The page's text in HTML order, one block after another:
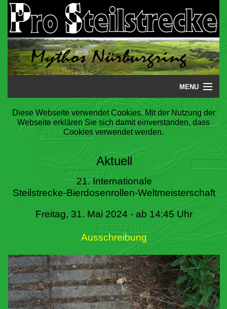
MENU
Startseite
Steilstrecke
Literatur
Termine
Diese Webseite verwendet Cookies. Mit der Nutzung der
Webseite erklären Sie sich damit einverstanden, dass
Cookies verwendet werden.
Aktuell
21. Internationale
Steilstrecke-Bierdosenrollen-Weltmeisterschaft
Freitag, 31. Mai 2024 - ab 14:45 Uhr
Ausschreibung